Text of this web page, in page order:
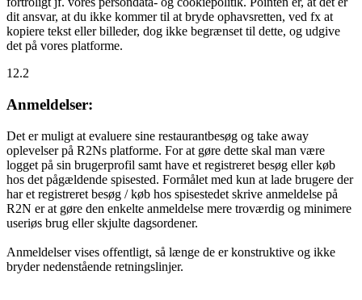
dit ansvar, at du ikke kommer til at bryde ophavsretten, ved fx at
kopiere tekst eller billeder, dog ikke begrænset til dette, og udgive
det på vores platforme.
12.2
Anmeldelser:
Det er muligt at evaluere sine restaurantbesøg og take away
oplevelser på R2Ns platforme. For at gøre dette skal man være
logget på sin brugerprofil samt have et registreret besøg eller køb
hos det pågældende spisested. Formålet med kun at lade brugere der
har et registreret besøg / køb hos spisestedet skrive anmeldelse på
R2N er at gøre den enkelte anmeldelse mere troværdig og minimere
useriøs brug eller skjulte dagsordener.
Anmeldelser vises offentligt, så længe de er konstruktive og ikke
bryder nedenstående retningslinjer.